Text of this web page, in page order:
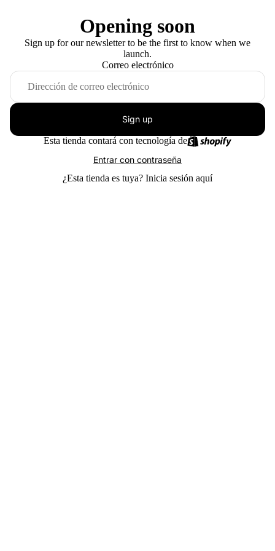
Opening soon
Sign up for our newsletter to be the first to know when we
launch.
Correo electrónico
Sign up
Esta tienda contará con tecnología de
Entrar con contraseña
¿Esta tienda es tuya? Inicia sesión aquí